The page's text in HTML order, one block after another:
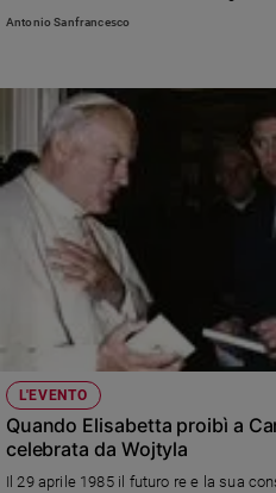
e
Bioetica
Vai
Riflessioni
Foto
Video
Podcast
quello che la sovrana disse sudditi
Antonio Sanfrancesco
L'EVENTO
Quando Elisabetta proibì a
celebrata da Wojtyla
Il 29 aprile 1985 il futuro re e la sua